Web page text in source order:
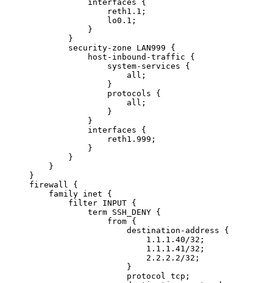
            interfaces {
                reth1.1;
                lo0.1;
            }
        }
        security-zone LAN999 {
            host-inbound-traffic {
                system-services {
                    all;
                }
                protocols {
                    all;
                }
            }
            interfaces {
                reth1.999;
            }
        }
    }
}
firewall {
    family inet {
        filter INPUT {
            term SSH_DENY {
                from {
                    destination-address {
                        1.1.1.40/32;
                        1.1.1.41/32;
                        2.2.2.2/32;
                    }
                    protocol tcp;